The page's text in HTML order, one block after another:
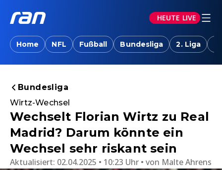
HEUTE LIVE
Home NFL Fußball Bundesliga 2. Liga
Bundesliga
Wirtz-Wechsel
Wechselt Florian Wirtz zu Real
Madrid? Darum könnte ein
Wechsel sehr riskant sein
Aktualisiert: 02.04.2025 • 10:23 Uhr von Malte Ahrens